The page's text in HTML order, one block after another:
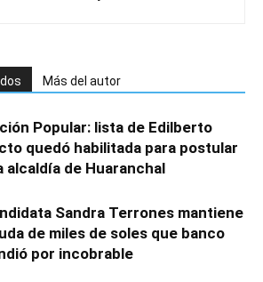
Más del autor
Popular: lista de Edilberto
quedó habilitada para postular
alcaldía de Huaranchal
Sandra Terrones mantiene
de miles de soles que banco
por incobrable